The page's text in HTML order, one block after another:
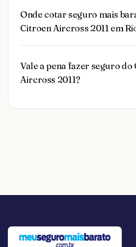
Onde cotar seguro mais
Citroen Aircross 2011 em
Vale a pena fazer seguro
Aircross 2011?